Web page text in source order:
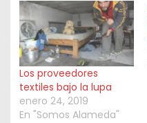
Los proveedores
textiles bajo la lupa
enero 24, 2019
En "Somos Alameda"